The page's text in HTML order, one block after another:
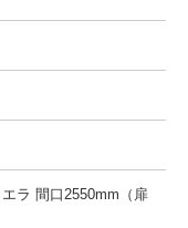
ラ 間口2550mm（扉